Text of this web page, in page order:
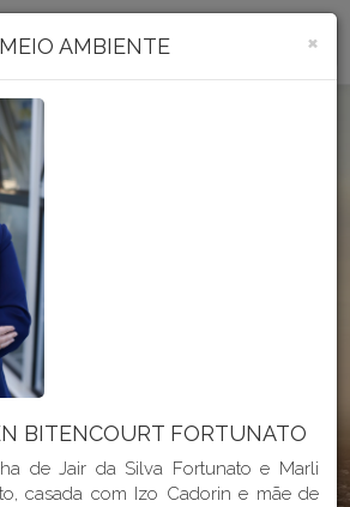
ao
DE CRICIÚMA
×
AMBIENTE
BITENCOURT FORTUNATO
de Jair da Silva Fortunato e Marli
casada com Izo Cadorin e mãe de